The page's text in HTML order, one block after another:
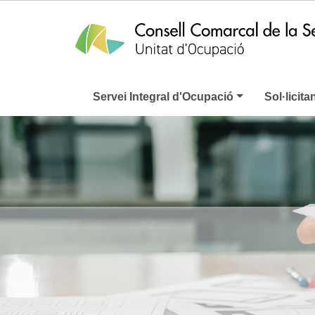
Servei Integral d'Ocupació